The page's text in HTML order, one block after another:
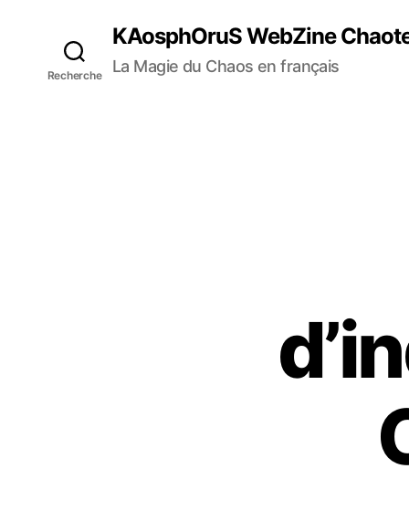
Recherche
KAosphOruS WebZine
La Magie du Chaos en français